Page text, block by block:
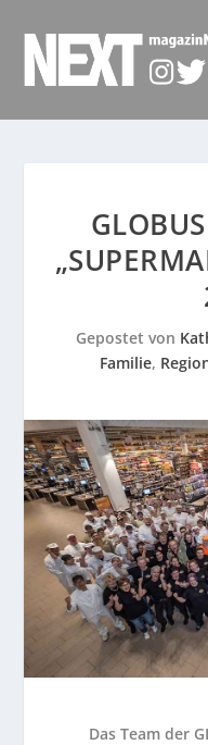
Gepostet von
Familie,
Das Team der